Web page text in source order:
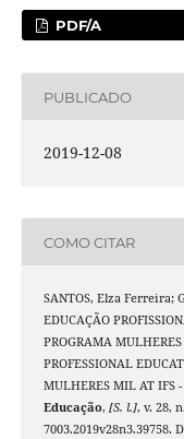
PDF/A
PUBLICADO
2019-12-08
COMO CITAR
SANTOS, Elza Ferreira;
EDUCAÇÃO
PROGRAMA
PROFESSIONAL
MULHERES MIL AT IFS
Educação, [S. l.], v. 28,
7003.2019v28n3.39758.